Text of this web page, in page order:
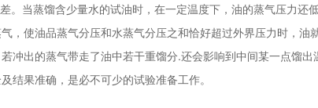
当蒸馏含少量水的试油时，在一定温度下，油的蒸气压力还
，使油品蒸气分压和水蒸气分压之和恰好超过外界压力时，油
冲出的蒸气带走了油中若干重馏分.还会影响到中间某一点馏
结果准确，是必不可少的试验准备工作。